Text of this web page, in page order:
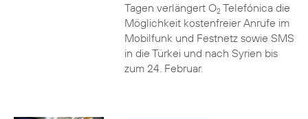
Tagen verlängert O2Telefónica die
Möglichkeit kostenfreier Anrufe im
Mobilfunk und Festnetz sowie SMS
in die Türkei und nach Syrien bis
zum 24. Februar.